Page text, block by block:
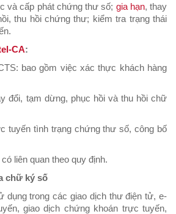
và cấp phát chứng thư số; gia hạn, thay
thu hồi chứng thư; kiểm tra trạng thái
CA:
bao gồm việc xác thực khách hàng
đổi, tạm dừng, phục hồi và thu hồi chữ
tuyến tình trạng chứng thư số, công bố
liên quan theo quy định.
chữ ký số
dụng trong các giao dịch thư điện tử, e-
giao dịch chứng khoán trực tuyến,